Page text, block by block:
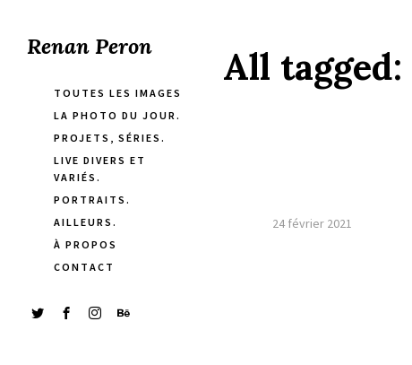
Renan Peron
TOUTES LES IMAGES
LA PHOTO DU JOUR.
PROJETS, SÉRIES.
LIVE DIVERS ET
VARIÉS.
PORTRAITS.
AILLEURS.
À PROPOS
CONTACT
All tagged:
24 février 2021